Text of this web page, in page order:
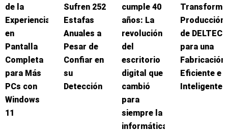
de la
Experiencia
en
Pantalla
Completa
para Más
PCs con
Windows
11
Sufren 252
Estafas
Anuales a
Pesar de
Confiar en
su
Detección
cumple 40
años: La
revolución
del
escritorio
digital que
cambió
para
siempre la
informática
Transforma
Producción
de DELTEC
para una
Fabricación
Eficiente e
Inteligente